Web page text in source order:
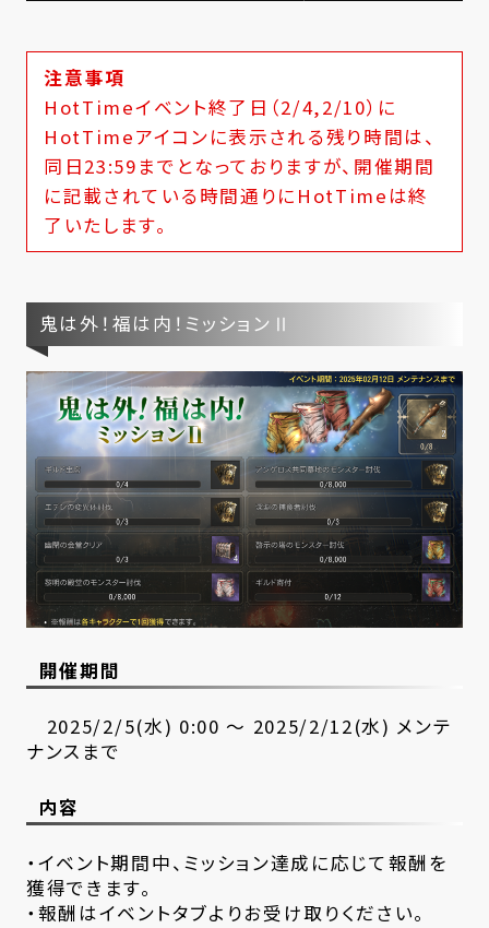
注意事項
HotTimeイベント終了日（2/4,2/10）に
HotTimeアイコンに表示される残り時間は、
同日23:59までとなっておりますが、開催期間
に記載されている時間通りにHotTimeは終
了いたします。
鬼は外！福は内！ミッションⅡ
開催期間
2025/2/5(水) 0:00 ～ 2025/2/12(水) メンテ
ナンスまで
内容
・イベント期間中、ミッション達成に応じて報酬を
獲得できます。
・報酬はイベントタブよりお受け取りください。